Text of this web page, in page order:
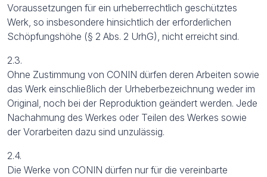
Voraussetzungen für ein urheberrechtlich geschütztes
Werk, so insbesondere hinsichtlich der erforderlichen
Schöpfungshöhe (§ 2 Abs. 2 UrhG), nicht erreicht sind.
2.3.
Ohne Zustimmung von CONIN dürfen deren Arbeiten sowie
das Werk einschließlich der Urheberbezeichnung weder im
Original, noch bei der Reproduktion geändert werden. Jede
Nachahmung des Werkes oder Teilen des Werkes sowie
der Vorarbeiten dazu sind unzulässig.
2.4.
Die Werke von CONIN dürfen nur für die vereinbarte